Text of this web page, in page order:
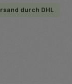
durch DHL